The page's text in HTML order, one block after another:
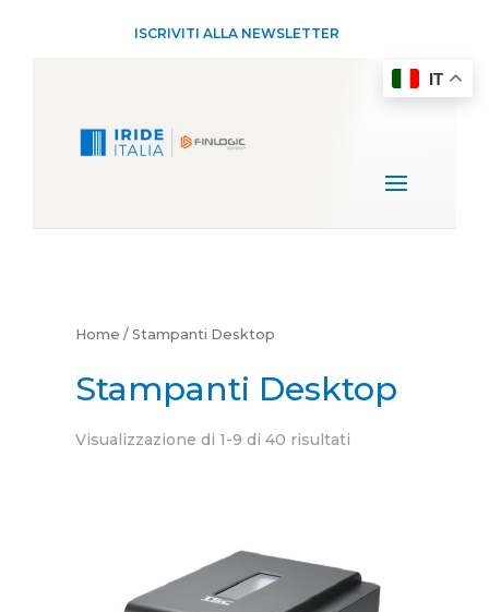
ISCRIVITI ALLA NEWSLETTER
Home / Stampanti Desktop
Stampanti Desktop
Visualizzazione di 1-9 di 40 risultati
IT